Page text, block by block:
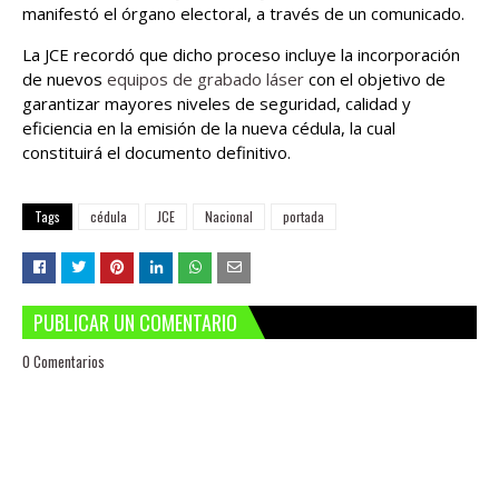
manifestó el órgano electoral, a través de un comunicado.
La JCE recordó que dicho proceso incluye la incorporación
de nuevos equipos de grabado láser con el objetivo de
garantizar mayores niveles de seguridad, calidad y
eficiencia en la emisión de la nueva cédula, la cual
constituirá el documento definitivo.
Tags cédula JCE Nacional portada
PUBLICAR UN COMENTARIO
0 Comentarios